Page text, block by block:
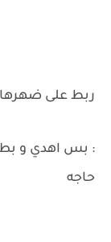
ربط على ضهرها
: بس اهدي و
حاجه